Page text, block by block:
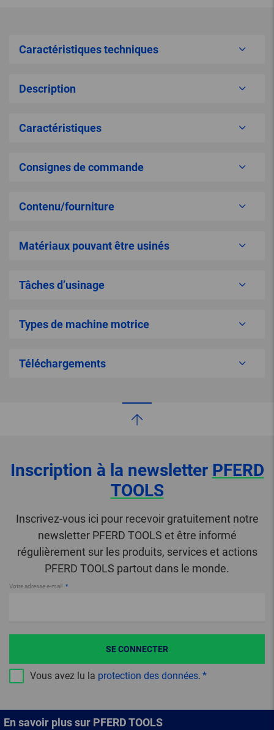
Caractéristiques techniques
Description
Caractéristiques
Consignes de commande
Contenu/fourniture
Matériaux pouvant être usinés
Tâches d’usinage
Types de machine motrice
Téléchargements
Inscription à la newsletter PFERD
TOOLS
Inscrivez-vous ici pour recevoir gratuitement notre
newsletter PFERD TOOLS et être informé
régulièrement sur les produits, services et actions
PFERD TOOLS partout dans le monde.
Votre adresse e-mail
Vous avez lu la protection des données.
SE CONNECTER
En savoir plus sur PFERD TOOLS